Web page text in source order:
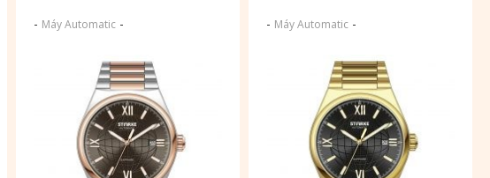
- Máy Automatic - - Máy Automatic -